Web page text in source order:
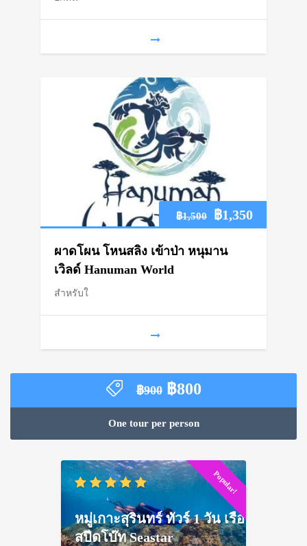
฿1,500
Original
฿1,350Current
ผาดโผน โหนสลิง เข้าป่า หนุมาน
เวิลด์ Hanuman World
สำหรับใ
฿900 Original
price
was:
฿900.
฿800Current
price
฿800.
One tour per person
Popular!
หมู่เกาะสุรินทร์ ทัวร์ 1 วัน เรือ
สปีดโบ๊ท Seastar